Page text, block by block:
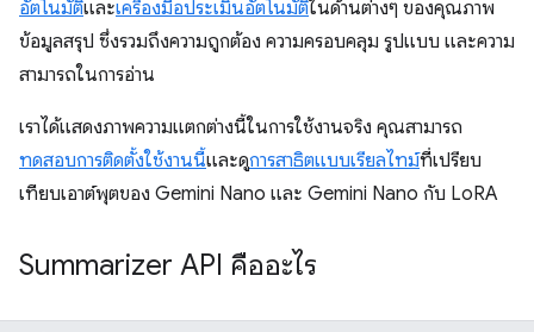
อัตโนมัติและเครื่องมือประเมินอัตโนมัติในด้านต่างๆ ของคุณภาพ
ข้อมูลสรุป ซึ่งรวมถึงความถูกต้อง ความครอบคลุม รูปแบบ และความ
สามารถในการอ่าน
เราได้แสดงภาพความแตกต่างนี้ในการใช้งานจริง คุณสามารถ
ทดสอบการติดตั้งใช้งานนี้และดูการสาธิตแบบเรียลไทม์ที่เปรียบ
เทียบเอาต์พุตของ Gemini Nano และ Gemini Nano กับ LoRA
Summarizer API คืออะไร